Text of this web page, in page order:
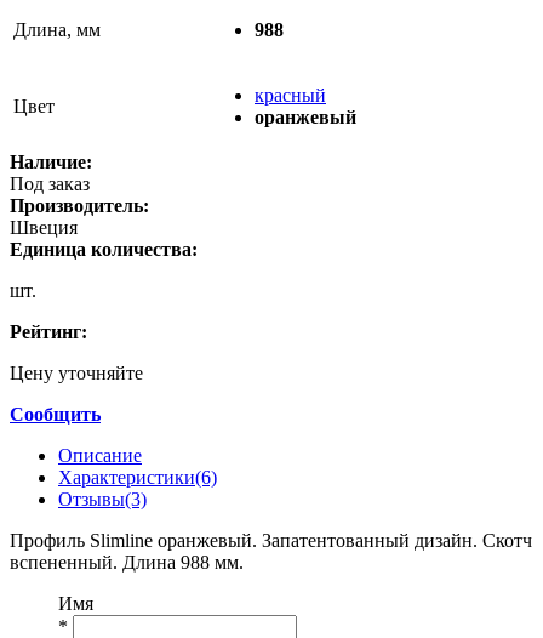
Длина, мм 988
Цвет
красный
оранжевый
Наличие:
Под заказ
Производитель:
Швеция
Единица количества:
шт.
Рейтинг:
Цену уточняйте
Сообщить
Описание
Характеристики(6)
Отзывы(3)
Профиль Slimline оранжевый. Запатентованный дизайн. Скотч
вспененный. Длина 988 мм.
Имя
*